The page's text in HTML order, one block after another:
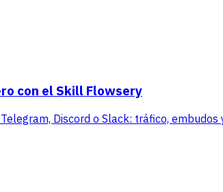
con el Skill Flowsery
Discord o Slack: tráfico, embudos